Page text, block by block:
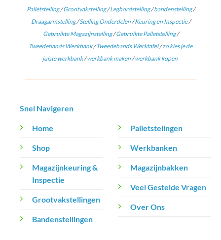
Palletstelling/Grootvakstelling/Legbordstelling/bandenstelling/
Draagarmstelling/Stelling Onderdelen/Keuring en Inspectie/
Gebruikte Magazijnstelling/Gebruikte Palletstelling/
Tweedehands Werkbank/Tweedehands Werktafel/zo kies je de
juiste werkbank/werkbank maken/werkbank kopen
Snel Navigeren
Home
Shop
Magazijnkeuring &
Inspectie
Grootvakstellingen
Bandenstellingen
Palletstelingen
Werkbanken
Magazijnbakken
Veel Gestelde Vragen
Over Ons